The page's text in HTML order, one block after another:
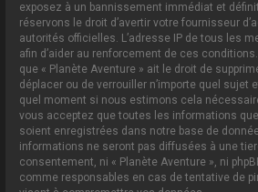
exposez à un bannissement immédiat et
réservons le droit d’avertir votre fournisseur
autorités officielles. L’adresse IP de tous les
afin d’aider au renforcement de ces
que « Planète Aventure » ait le droit de
déplacer ou de verrouiller n’importe quel sujet
quel moment si nous estimons cela
vous acceptez que toutes les informations
soient enregistrées dans notre base de
informations ne seront pas diffusées à une
consentement, ni « Planète Aventure », ni
comme responsables en cas de tentative de